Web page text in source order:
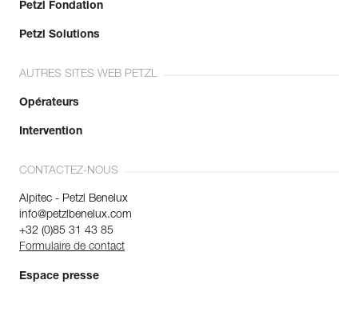
Petzl Fondation
Petzl Solutions
AUTRES SITES WEB PETZL
Opérateurs
Intervention
CONTACTEZ-NOUS
Alpitec - Petzl Benelux
info@petzlbenelux.com
+32 (0)85 31 43 85
Formulaire de contact
Espace presse